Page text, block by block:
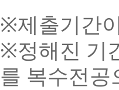
※제출기간이
※정해진 기
를 복수전공